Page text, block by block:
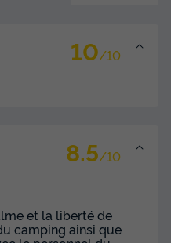
10/10
8.5/10
et la liberté de
camping ainsi que